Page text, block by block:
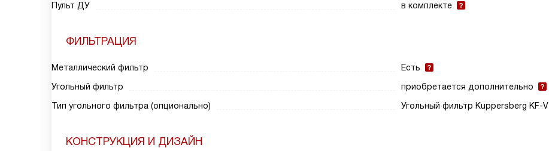
Пульт ДУ
в комплекте
ФИЛЬТРАЦИЯ
Металлический фильтр
Есть
Угольный фильтр
приобретается дополнительно
Тип угольного фильтра (опционально)
Угольный фильтр Kuppersberg KF-V
КОНСТРУКЦИЯ И ДИЗАЙН